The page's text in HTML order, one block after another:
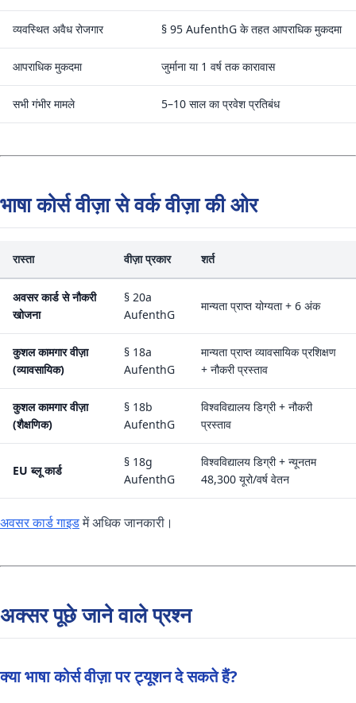
व्यवस्थित अवैध रोजगार § 95 AufenthG के तहत आपराधिक मुकदमा
आपराधिक मुकदमा जुर्माना या 1 वर्ष तक कारावास
सभी गंभीर मामले 5–10 साल का प्रवेश प्रतिबंध
भाषा कोर्स वीज़ा से वर्क वीज़ा की ओर
रास्ता वीज़ा प्रकार शर्त
अवसर कार्ड से नौकरी
खोजना
§ 20a
AufenthG
मान्यता प्राप्त योग्यता + 6 अंक
कुशल कामगार वीज़ा
(व्यावसायिक)
§ 18a
AufenthG
मान्यता प्राप्त व्यावसायिक प्रशिक्षण
+ नौकरी प्रस्ताव
कुशल कामगार वीज़ा
(शैक्षणिक)
§ 18b
AufenthG
विश्वविद्यालय डिग्री + नौकरी
प्रस्ताव
EU ब्लू कार्ड
§ 18g
AufenthG
विश्वविद्यालय डिग्री + न्यूनतम
48,300 यूरो/वर्ष वेतन
अवसर कार्ड गाइडमें अधिक जानकारी।
अक्सर पूछे जाने वाले प्रश्न
क्या भाषा कोर्स वीज़ा पर ट्यूशन दे सकते हैं?